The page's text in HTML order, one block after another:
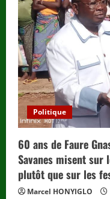
Politique
60 ans de Faure
Savanes misent sur
plutôt que sur les
Marcel HONYIGLO